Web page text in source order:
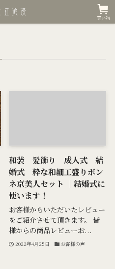
買い物
和装 髪飾り 成人式 結
婚式 粋な和細工盛りボン
ネ京美人セット ｜結婚式に
使います！
お客様からいただいたレビュー
をご紹介させて頂きます。 皆
様からの商品レビューお...
2022年4月25日 お客様の声